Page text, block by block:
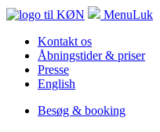
MenuLuk
Kontakt os
Åbningstider & priser
Presse
English
Besøg & booking